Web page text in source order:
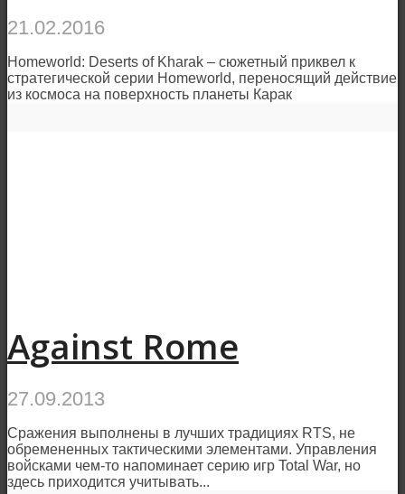
21.02.2016
Homeworld: Deserts of Kharak – сюжетный приквел к
стратегической серии Homeworld, переносящий действие
из космоса на поверхность планеты Карак
Against Rome
27.09.2013
Сражения выполнены в лучших традициях RTS, не
обремененных тактическими элементами. Управления
войсками чем-то напоминает серию игр Total War, но
здесь приходится учитывать...